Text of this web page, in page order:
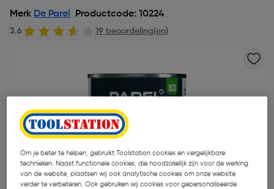
Merk De Parel Productcode: 10224
3.6 19 beoordeling(en)
- 47 %
Om je beter te helpen, gebruikt Toolstation cookies en vergelijkbare
technieken. Naast functionele cookies, die noodzakelijk zijn voor de werking
van de website, plaatsen wij ook analytische cookies om onze website
verder te verbeteren. Ook gebruiken wij cookies voor gepersonaliseerde